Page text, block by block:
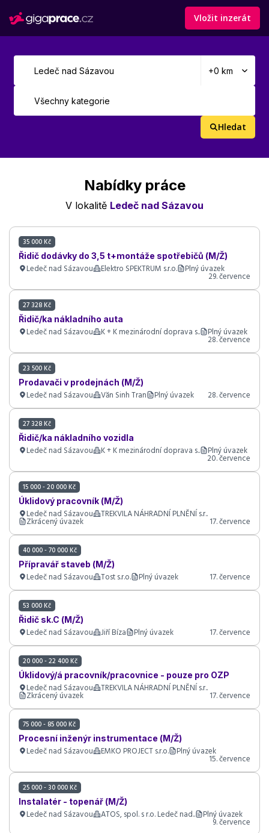
Vložit inzerát
Hledat
Nabídky práce
V lokalitě Ledeč nad Sázavou
35 000 Kč
Řidič dodávky do 3,5 t+montáže spotřebičů (M/Ž)
Ledeč nad Sázavou Elektro SPEKTRUM s.r.o. Plný úvazek
29. července
27 328 Kč
Řidič/ka nákladního auta
Ledeč nad Sázavou K + K mezinárodní doprava s.. Plný úvazek
28. července
23 500 Kč
Prodavači v prodejnách (M/Ž)
Ledeč nad Sázavou Văn Sinh Tran Plný úvazek 28. července
27 328 Kč
Řidič/ka nákladního vozidla
Ledeč nad Sázavou K + K mezinárodní doprava s.. Plný úvazek
20. července
15 000 - 20 000 Kč
Úklidový pracovník (M/Ž)
Ledeč nad Sázavou TREKVILA NÁHRADNÍ PLNĚNÍ s.r..
Zkrácený úvazek 17. července
40 000 - 70 000 Kč
Přípravář staveb (M/Ž)
Ledeč nad Sázavou Tost s.r.o. Plný úvazek 17. července
53 000 Kč
Řidič sk.C (M/Ž)
Ledeč nad Sázavou Jiří Bíza Plný úvazek 17. července
20 000 - 22 400 Kč
Úklidový/á pracovník/pracovnice - pouze pro OZP
Ledeč nad Sázavou TREKVILA NÁHRADNÍ PLNĚNÍ s.r..
Zkrácený úvazek 17. července
75 000 - 85 000 Kč
Procesní inženýr instrumentace (M/Ž)
Ledeč nad Sázavou EMKO PROJECT s.r.o. Plný úvazek
15. července
25 000 - 30 000 Kč
Instalatér - topenář (M/Ž)
Ledeč nad Sázavou ATOS, spol. s r.o. Ledeč nad.. Plný úvazek
9. července